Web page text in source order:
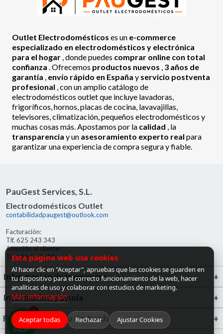
Outlet Electrodomésticos es un e-commerce
especializado en electrodomésticos y electrónica
para el hogar , donde puedes comprar online con total
confianza . Ofrecemos productos nuevos , 3 años de
garantía , envío rápido en España y servicio postventa
profesional , con un amplio catálogo de
electrodomésticos outlet que incluye lavadoras,
frigoríficos, hornos, placas de cocina, lavavajillas,
televisores, climatización, pequeños electrodomésticos y
muchas cosas más. Apostamos por la calidad , la
transparencia y un asesoramiento experto real para
garantizar una experiencia de compra segura y fiable.
PauGest Services, S.L.
Electrodomésticos Outlet
contabilidadpaugest@outlook.com
Facturación:
Tlf. 625 243 343
Atención al cliente:
Tlf. 685 527 519
Información de la empresa
Información y ayuda
FrigoGas · Centro de Ayuda
1
Esta página web usa cookies
Al hacer clic en "Aceptar", apruebas que las cookies se guarden en
tu dispositivo para el correcto funcionamiento de la web, hacer
analíticas de uso y colaborar con estudios de marketing.
Más información
Aceptar todas Rechazar Ajustar Cookies